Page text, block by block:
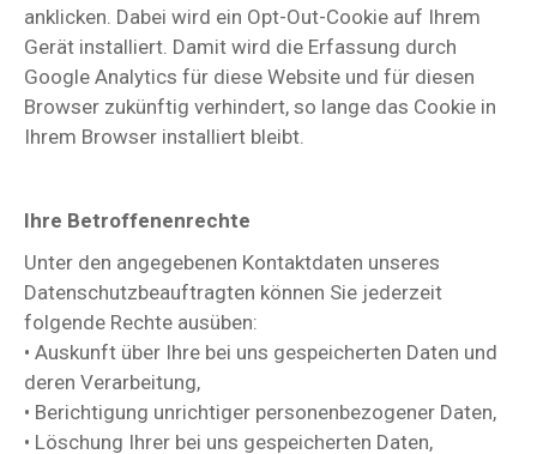
anklicken. Dabei wird ein Opt-Out-Cookie auf Ihrem
Gerät installiert. Damit wird die Erfassung durch
Google Analytics für diese Website und für diesen
Browser zukünftig verhindert, so lange das Cookie in
Ihrem Browser installiert bleibt.
Ihre Betroffenenrechte
Unter den angegebenen Kontaktdaten unseres
Datenschutzbeauftragten können Sie jederzeit
folgende Rechte ausüben:
• Auskunft über Ihre bei uns gespeicherten Daten und
deren Verarbeitung,
• Berichtigung unrichtiger personenbezogener Daten,
• Löschung Ihrer bei uns gespeicherten Daten,